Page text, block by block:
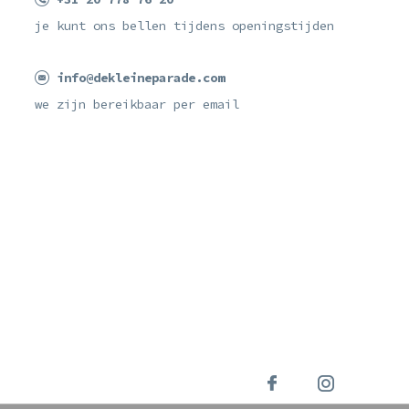
je kunt ons bellen tijdens openingstijden
info@dekleineparade.com
we zijn bereikbaar per email